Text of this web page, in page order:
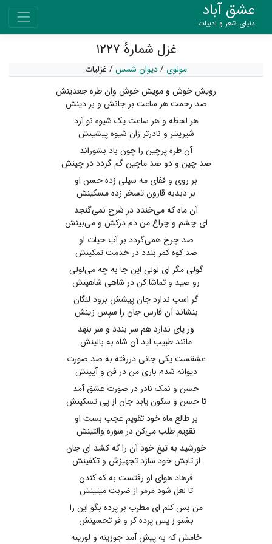
عشق آباد
دنیای شعر و ادبیات
غزل شمارهٔ ۱۲۲۷
مولوی /دیوان شمس/ غزلیات
رویش خوش و مویش خوش وان طره جعدینش
صد رحمت هر ساعت بر جانش و بر دینش
هر لحظه و هر ساعت یک شیوه نو آرد
شیرینتر و نادرتر زان شیوه پیشینش
آن طره پرچین را چون باد بشوراند
صد چین و دو صد ماچین گم گردد در چینش
بر روی و قفای مه سیلی زده حسن او
بر دبدبه قارون تسخر زده مسکینش
آن ماه که می‌خندد در شرح نمی‌گنجد
ای چشم و چراغ من دم درکش و می‌بینش
صد چرخ همی‌گردد بر آب حیات او
صد کوه کمر بندد در خدمت تمکینش
گولی مگر ای لولی این جا به چه می‌لولی
رو صید و تماشا کن در شاهی شاهینش
گر اسب ندارد جان پیشش برود لنگان
بنشاند آن فارس جان را سپس زینش
ور پای ندارد هم سر بندد و سر بنهد
مانند طبیب آید آن شاه به بالینش
عشقست یکی جانی دررفته به صد صورت
دیوانه شدم باری من در فن و آیینش
حسن و نمک نادر در صورت عشق آمد
تا حسن و سکون یابد جان از پی تسکینش
بر طالع ماه خود تقویم عجب بست او
تقویم طلب می‌کن در سوره والتینش
خورشید به تیغ خود آن را که کشد ای جان
از تابش خود سازد تجهیزش و تکفینش
فرهاد هوای او رفتست به که کندن
تا لعل شود مرمر از ضربت میتینش
من بس کنم ای مطرب بر پرده بگو این را
بشنو ز پس پرده کر و فر تحسینش
خامش که به پیش آمد جوزینه و لوزینه